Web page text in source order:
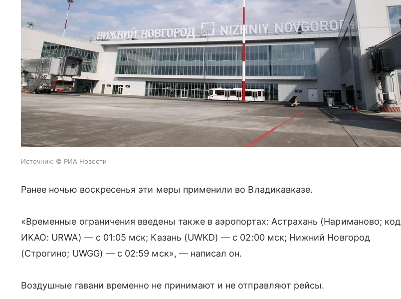
Источник: © РИА Новости
Ранее ночью воскресенья эти меры применили во Владикавказе.
«Временные ограничения введены также в аэропортах: Астрахань (Нариманово; код
ИКАО: URWA) — с 01:05 мск; Казань (UWKD) — с 02:00 мск; Нижний Новгород
(Строгино; UWGG) — c 02:59 мск», — написал он.
Воздушные гавани временно не принимают и не отправляют рейсы.